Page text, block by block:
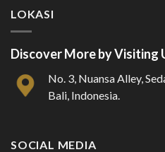
LOKASI
Discover More by Visiting
No. 3, Nuansa Alley,
Bali, Indonesia.
SOCIAL MEDIA